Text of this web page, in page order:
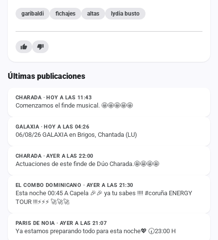
garibaldi fichajes altas lydia busto
Últimas publicaciones
ESTADO
CHARADA · HOY A LAS 11:43
Comenzamos el finde musical. 🤩🤩🤩🤩🤩
ESTADO
GALAXIA · HOY A LAS 04:26
06/08/26 GALAXIA en Brigos, Chantada (LU)
ESTADO
CHARADA · AYER A LAS 22:00
Actuaciones de este finde de Dúo Charada.🤩🤩🤩🤩
ESTADO
EL COMBO DOMINICANO · AYER A LAS 21:30
Esta noche 00:45 A Capela 🎉🎉 ya tu sabes !!!! #coruña ENERGY
TOUR !!!⚡️⚡️⚡️ 🚀🚀🚀
ESTADO
PARIS DE NOIA · AYER A LAS 21:07
Ya estamos preparando todo para esta noche💖 🕢23:00 H